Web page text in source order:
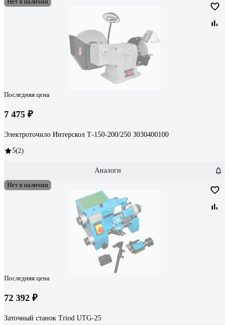
Последняя цена
7 475 ₽
Электроточило Интерскол Т-150-200/250 3030400100
5(2)
Аналоги
Нет в наличии
Последняя цена
72 392 ₽
Заточный станок Triod UTG-25